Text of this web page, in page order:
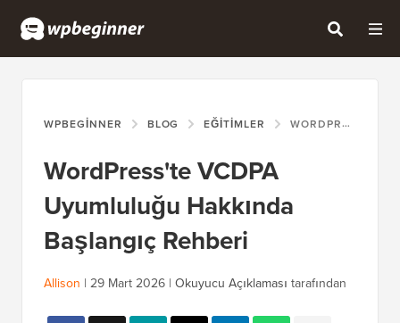
WPBEGINNER BLOG EĞITIMLER WORDPRESS'TE VCDPA UYUMLULUĞU HAKKINDA BAŞLANGIÇ REHBERI
WordPress'te VCDPA
Uyumluluğu Hakkında
Başlangıç Rehberi
Allison | 29 Mart 2026 | Okuyucu Açıklaması tarafından